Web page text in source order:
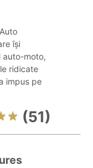
își
auto-moto,
ridicate
impus pe
(51)